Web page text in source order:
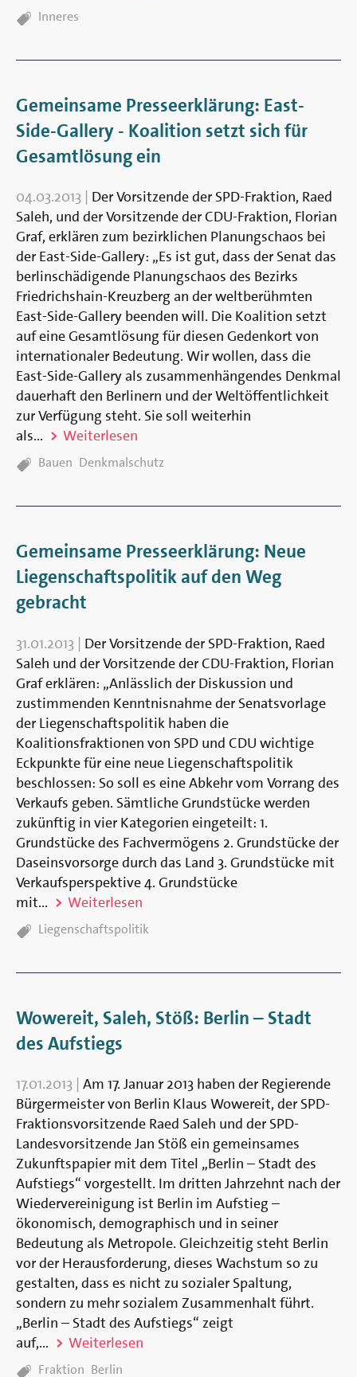
TAGS:
Inneres
Gemeinsame Presseerklärung: East-
Side-Gallery - Koalition setzt sich für
Gesamtlösung ein
04.03.2013 | Der Vor­sitzende der SPD-Fraktion, Raed
Saleh, und der Vor­sitzende der CDU-Fraktion, Florian
Graf, erklären zum be­zirk­lichen Planungs­chaos bei
der East-Side-Gallery: „Es ist gut, dass der Senat das
berlin­schädigende Planungs­chaos des Bezirks
Friedrichshain-Kreuzberg an der welt­be­rühmten
East-Side-Gallery be­enden will. Die Koalition setzt
auf eine Gesamt­lösung für diesen Ge­denk­ort von
inter­nationaler Be­deutung. Wir wollen, dass die
East-Side-Gallery als zusammen­hängendes Denk­mal
dauer­haft den Berlinern und der Welt­öffentlich­keit
zur Ver­fügung steht. Sie soll weiter­hin
als...
Weiterlesen
TAGS:
Bauen Denkmalschutz
Gemeinsame Presseerklärung: Neue
Liegenschaftspolitik auf den Weg
gebracht
31.01.2013 | Der Vorsitzende der SPD-Fraktion, Raed
Saleh und der Vorsitzende der CDU-Fraktion, Florian
Graf erklären: „Anlässlich der Diskussion und
zustimmenden Kenntnisnahme der Senatsvorlage
der Liegenschaftspolitik haben die
Koalitionsfraktionen von SPD und CDU wichtige
Eckpunkte für eine neue Liegenschaftspolitik
beschlossen: So soll es eine Abkehr vom Vorrang des
Verkaufs geben. Sämtliche Grundstücke werden
zukünftig in vier Kategorien eingeteilt: 1.
Grundstücke des Fachvermögens 2. Grundstücke der
Daseinsvorsorge durch das Land 3. Grundstücke mit
Verkaufsperspektive 4. Grundstücke
mit...
Weiterlesen
TAGS:
Liegenschaftspolitik
Wowereit, Saleh, Stöß: Berlin – Stadt
des Aufstiegs
17.01.2013 | Am 17. Januar 2013 haben der Regierende
Bürgermeister von Berlin Klaus Wowereit, der SPD-
Fraktionsvorsitzende Raed Saleh und der SPD-
Landes­vorsitzende Jan Stöß ein ge­meinsames
Zukunftspapier mit dem Titel „Berlin – Stadt des
Aufstiegs“ vorgestellt. Im dritten Jahrzehnt nach der
Wiedervereinigung ist Berlin im Aufstieg –
ökonomisch, demogra­phisch und in seiner
Bedeutung als Metropole. Gleichzeitig steht Berlin
vor der Herausfor­derung, dieses Wachstum so zu
gestalten, dass es nicht zu sozialer Spaltung,
sondern zu mehr sozialem Zusammenhalt führt.
„Berlin – Stadt des Aufstiegs“ zeigt
auf,...
Weiterlesen
TAGS:
Fraktion Berlin